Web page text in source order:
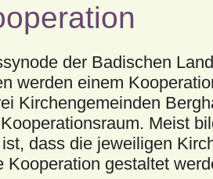
der Badischen
werden einem
Kirchengemeinden
Meist
dass die jeweiligen
Kooperation gestaltet